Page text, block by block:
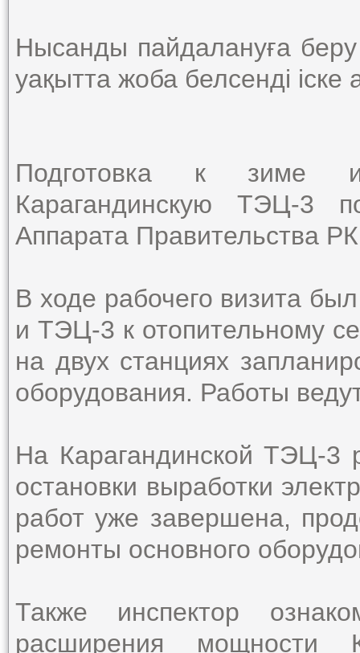
Нысанды пайдалануға беру
уақытта жоба белсенді іске
Подготовка к зиме и
Карагандинскую ТЭЦ-3
Аппарата Правительства
В ходе рабочего визита
и ТЭЦ-3 к отопительному
на двух станциях
оборудования. Работы
На Карагандинской ТЭЦ-3
остановки выработки
работ уже завершена,
ремонты основного
Также инспектор
расширения мощности